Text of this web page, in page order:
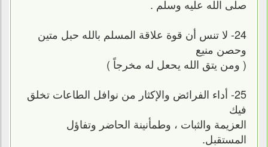
صلى الله عليه وسلم .
24- لا تنس أن قوة علاقة المسلم بالله حبل متين
وحصن منيع
( ومن يتق الله يحعل له مخرجاً )
25- أداء الفرائض والإكثار من نوافل الطاعات تخلق
فيك
العزيمة والثبات ، وطمأنينة الحاضر وتفاؤل
المستقبل.